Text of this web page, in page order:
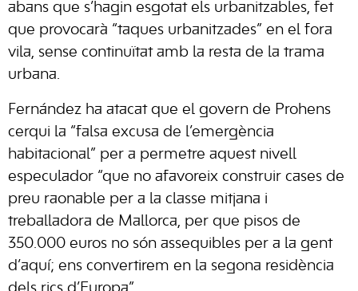
abans que s’hagin esgotat els urbanitzables, fet
que provocarà “taques urbanitzades” en el fora
vila, sense continuïtat amb la resta de la trama
urbana.
Fernández ha atacat que el govern de Prohens
cerqui la “falsa excusa de l’emergència
habitacional” per a permetre aquest nivell
especulador “que no afavoreix construir cases de
preu raonable per a la classe mitjana i
treballadora de Mallorca, per que pisos de
350.000 euros no són assequibles per a la gent
d’aquí; ens convertirem en la segona residència